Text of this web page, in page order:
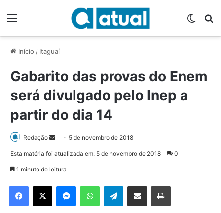
Início / Itaguaí
Gabarito das provas do Enem
será divulgado pelo Inep a
partir do dia 14
Redação
d
e
m
5 de novembro de 2018
Esta matéria foi atualizada em: 5 de novembro de 2018 0
1 minuto de leitura
Telegram